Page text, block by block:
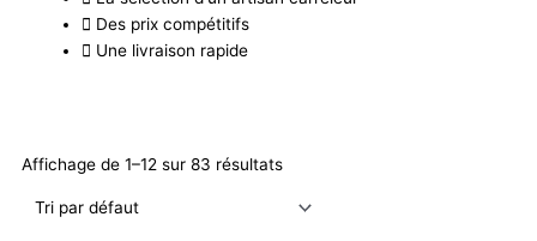
Des prix compétitifs
Une livraison rapide
Affichage de 1–12 sur 83 résultats